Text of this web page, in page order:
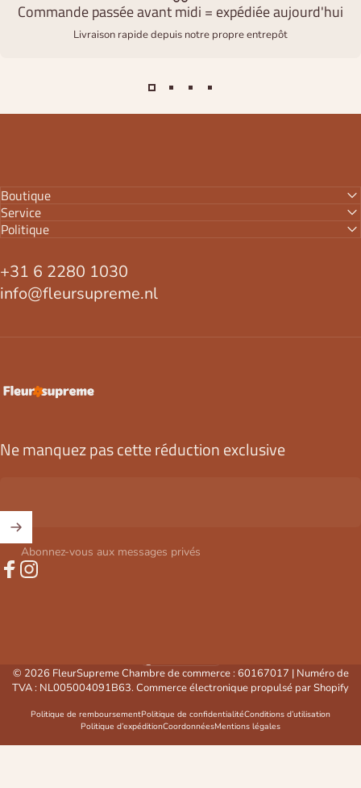
Commande passée avant midi = expédiée aujourd'hui
Livraison rapide depuis notre propre entrepôt
Boutique
Service
Politique
+31 6 2280 1030
info@fleursupreme.nl
FleurSupreme
Ne manquez pas cette réduction exclusive
Abonnez-vous aux messages privés
© 2026 FleurSupreme Chambre de commerce : 60167017 | Numéro de
TVA : NL005004091B63. Commerce électronique propulsé par Shopify
Politique de remboursementPolitique de confidentialitéConditions d’utilisation
Politique d’expéditionCoordonnéesMentions légales
Pays/région